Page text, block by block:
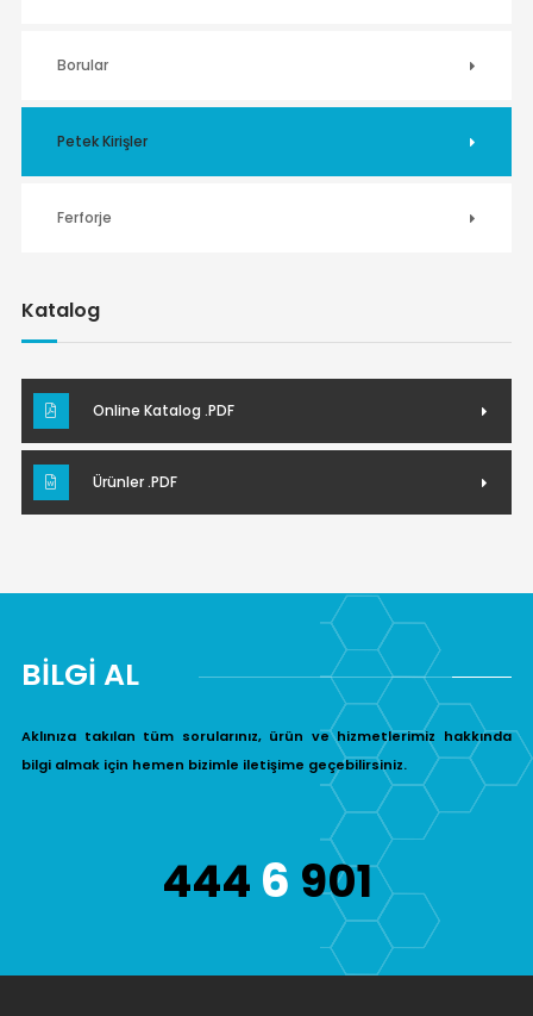
Borular
Petek Kirişler
Ferforje
Katalog
Online Katalog .PDF
Ürünler .PDF
BİLGİ AL
Aklınıza takılan tüm sorularınız, ürün ve hizmetlerimiz hakkında
bilgi almak için hemen bizimle iletişime geçebilirsiniz.
444 6 901